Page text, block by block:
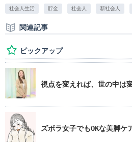
社会人生活 貯金 社会人 新社会人
関連記事
ピックアップ
視点を変えれば、世の中
ズボラ女子でもOKな美脚ケ